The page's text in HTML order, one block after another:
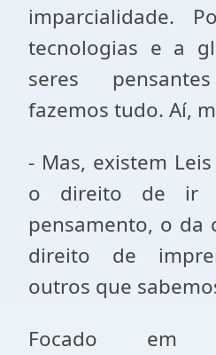
imparcialidade.
tecnologias e a
seres
fazemos tudo. Aí,
- Mas, existem
o direito de
pensamento, o da
direito de
outros que
Focado em